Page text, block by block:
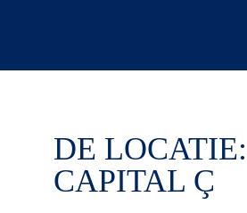
DE LOCATIE:
CAPITAL Ç